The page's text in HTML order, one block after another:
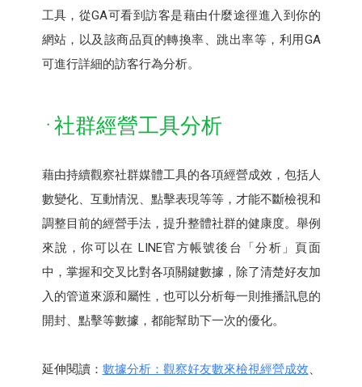
工具，從GA可看到訪客是藉由什麼途徑進入到你的
網站，以及該商品頁的轉換率、跳出率等，利用GA
可進行詳細的訪客行為分析。
社群經營工具分析
藉由持續觀察社群媒體工具的各項經營成效，包括人
數變化、互動情況、點擊表現等等，才能不斷檢視和
調整目前的經營手法，提升整體社群的健康度。舉例
來說，你可以在 LINE官方帳號後台「分析」頁面
中，掌握和交叉比對各項關鍵數據，除了清楚好友加
入的管道來源和屬性，也可以分析每一則推播訊息的
開封、點擊等數據，都能幫助下一次的優化。
延伸閱讀： 數據分析：觀察好友數來檢視經營成效、